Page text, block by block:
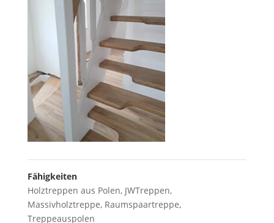
Fähigkeiten
Holztreppen aus Polen, JWTreppen,
Massivholztreppe, Raumspaartreppe,
Treppeauspolen